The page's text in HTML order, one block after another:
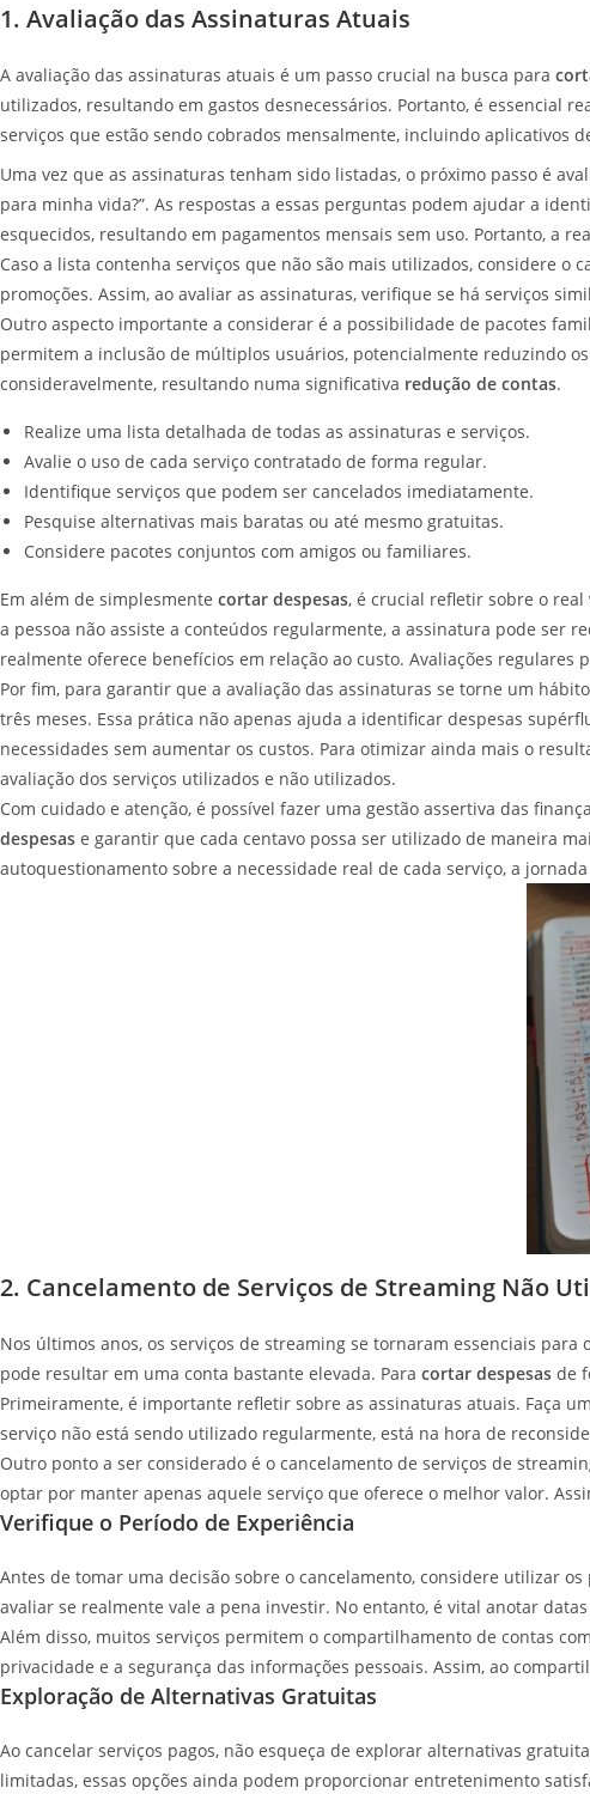
1. Avaliação das Assinaturas Atuais
A avaliação das assinaturas atuais é um passo crucial na busca para
utilizados, resultando em gastos desnecessários. Portanto, é essencial
serviços que estão sendo cobrados mensalmente, incluindo aplicativos
Uma vez que as assinaturas tenham sido listadas, o próximo passo é
para minha vida?”. As respostas a essas perguntas podem ajudar a
esquecidos, resultando em pagamentos mensais sem uso. Portanto, a
Caso a lista contenha serviços que não são mais utilizados, considere
promoções. Assim, ao avaliar as assinaturas, verifique se há serviços
Outro aspecto importante a considerar é a possibilidade de pacotes
permitem a inclusão de múltiplos usuários, potencialmente reduzindo
consideravelmente, resultando numa significativa redução de contas.
Realize uma lista detalhada de todas as assinaturas e serviços.
Avalie o uso de cada serviço contratado de forma regular.
Identifique serviços que podem ser cancelados imediatamente.
Pesquise alternativas mais baratas ou até mesmo gratuitas.
Considere pacotes conjuntos com amigos ou familiares.
Em além de simplesmente cortar despesas, é crucial refletir sobre o
a pessoa não assiste a conteúdos regularmente, a assinatura pode ser
realmente oferece benefícios em relação ao custo. Avaliações
Por fim, para garantir que a avaliação das assinaturas se torne um
três meses. Essa prática não apenas ajuda a identificar despesas
necessidades sem aumentar os custos. Para otimizar ainda mais o
avaliação dos serviços utilizados e não utilizados.
Com cuidado e atenção, é possível fazer uma gestão assertiva das
despesas e garantir que cada centavo possa ser utilizado de maneira
autoquestionamento sobre a necessidade real de cada serviço, a
2. Cancelamento de Serviços de Streaming Não
Nos últimos anos, os serviços de streaming se tornaram essenciais
pode resultar em uma conta bastante elevada. Para cortar despesas de
Primeiramente, é importante refletir sobre as assinaturas atuais. Faça
serviço não está sendo utilizado regularmente, está na hora de
Outro ponto a ser considerado é o cancelamento de serviços de
optar por manter apenas aquele serviço que oferece o melhor valor.
Verifique o Período de Experiência
Antes de tomar uma decisão sobre o cancelamento, considere utilizar
avaliar se realmente vale a pena investir. No entanto, é vital anotar
Além disso, muitos serviços permitem o compartilhamento de contas
privacidade e a segurança das informações pessoais. Assim, ao
Exploração de Alternativas Gratuitas
Ao cancelar serviços pagos, não esqueça de explorar alternativas
limitadas, essas opções ainda podem proporcionar entretenimento